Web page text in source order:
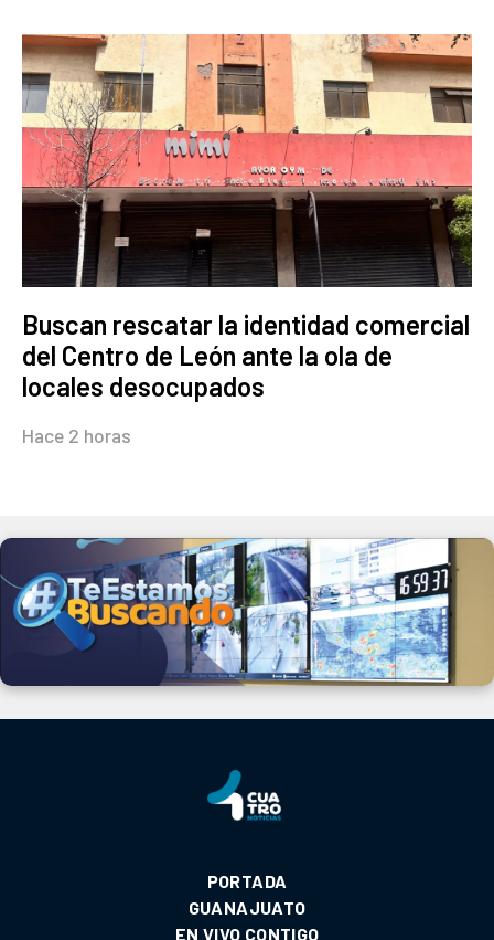
Buscan rescatar la identidad comercial
del Centro de León ante la ola de
locales desocupados
Hace 2 horas
PORTADA
GUANAJUATO
EN VIVO CONTIGO